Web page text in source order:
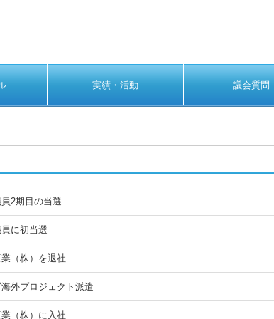
実績・活動 議会質問
2期目の当選
に初当選
（株）を退社
外プロジェクト派遣
（株）に入社